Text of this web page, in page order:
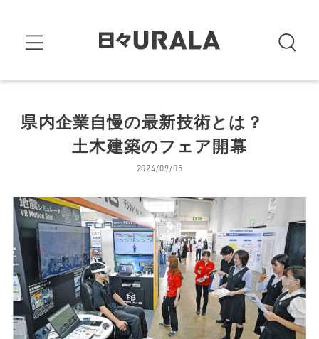
県内企業自慢の最新技術とは？
土木建築のフェア開幕
2024/09/05